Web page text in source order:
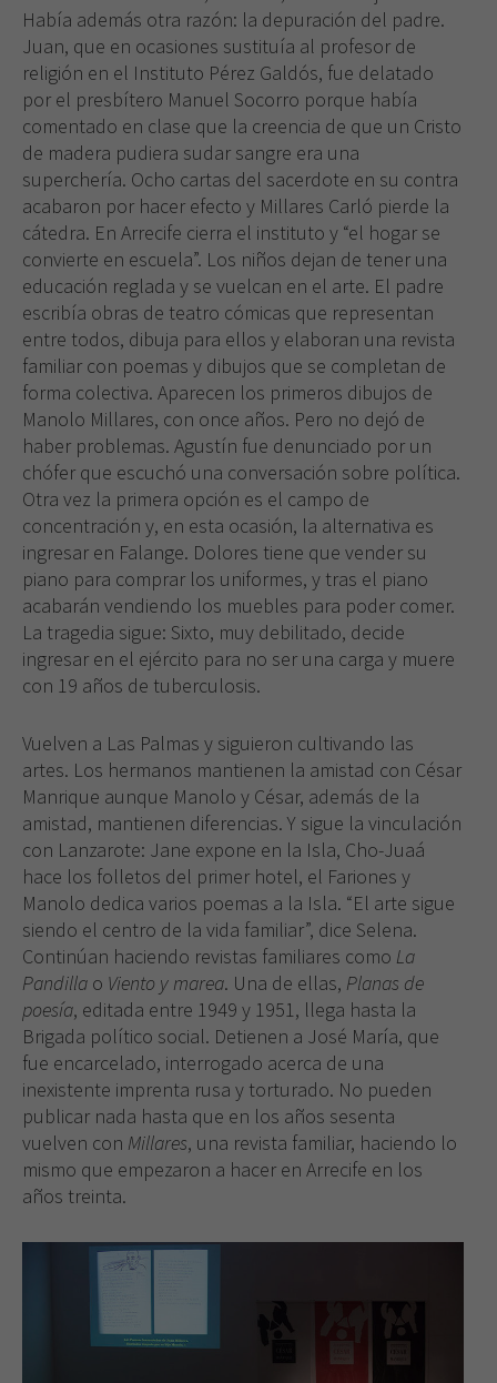
Había además otra razón: la depuración del padre.
Juan, que en ocasiones sustituía al profesor de
religión en el Instituto Pérez Galdós, fue delatado
por el presbítero Manuel Socorro porque había
comentado en clase que la creencia de que un Cristo
de madera pudiera sudar sangre era una
superchería. Ocho cartas del sacerdote en su contra
acabaron por hacer efecto y Millares Carló pierde la
cátedra. En Arrecife cierra el instituto y “el hogar se
convierte en escuela”. Los niños dejan de tener una
educación reglada y se vuelcan en el arte. El padre
escribía obras de teatro cómicas que representan
entre todos, dibuja para ellos y elaboran una revista
familiar con poemas y dibujos que se completan de
forma colectiva. Aparecen los primeros dibujos de
Manolo Millares, con once años. Pero no dejó de
haber problemas. Agustín fue denunciado por un
chófer que escuchó una conversación sobre política.
Otra vez la primera opción es el campo de
concentración y, en esta ocasión, la alternativa es
ingresar en Falange. Dolores tiene que vender su
piano para comprar los uniformes, y tras el piano
acabarán vendiendo los muebles para poder comer.
La tragedia sigue: Sixto, muy debilitado, decide
ingresar en el ejército para no ser una carga y muere
con 19 años de tuberculosis.
Vuelven a Las Palmas y siguieron cultivando las
artes. Los hermanos mantienen la amistad con César
Manrique aunque Manolo y César, además de la
amistad, mantienen diferencias. Y sigue la vinculación
con Lanzarote: Jane expone en la Isla, Cho-Juaá
hace los folletos del primer hotel, el Fariones y
Manolo dedica varios poemas a la Isla. “El arte sigue
siendo el centro de la vida familiar”, dice Selena.
Continúan haciendo revistas familiares como La
Pandilla o Viento y marea. Una de ellas, Planas de
poesía, editada entre 1949 y 1951, llega hasta la
Brigada político social. Detienen a José María, que
fue encarcelado, interrogado acerca de una
inexistente imprenta rusa y torturado. No pueden
publicar nada hasta que en los años sesenta
vuelven con Millares, una revista familiar, haciendo lo
mismo que empezaron a hacer en Arrecife en los
años treinta.
Necesarias
Estas
cookies no
opcionales.
Son
necesarias